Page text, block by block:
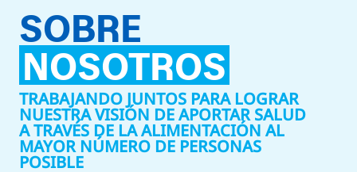
SOBRE
NOSOTROS
TRABAJANDO JUNTOS PARA LOGRAR
NUESTRA VISIÓN DE APORTAR SALUD
A TRAVÉS DE LA ALIMENTACIÓN AL
MAYOR NÚMERO DE PERSONAS
POSIBLE